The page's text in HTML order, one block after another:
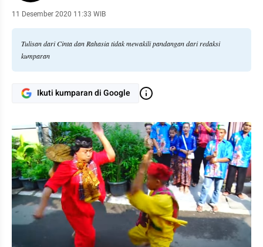
11 Desember 2020 11:33 WIB
Tulisan dari Cinta dan Rahasia tidak mewakili pandangan dari redaksi
kumparan
Ikuti kumparan di Google